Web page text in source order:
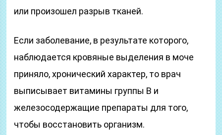
или произошел разрыв тканей.
Если заболевание, в результате которого,
наблюдается кровяные выделения в моче
приняло, хронический характер, то врач
выписывает витамины группы В и
железосодержащие препараты для того,
чтобы восстановить организм.